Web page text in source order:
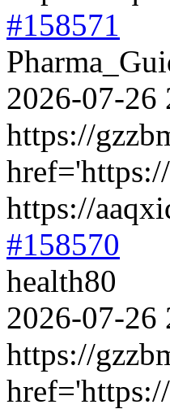
#158571
2026-07-26
https://
https://
#158570
health80
2026-07-26
https://